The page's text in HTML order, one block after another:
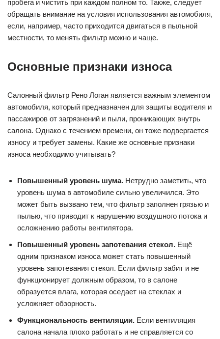
пробега и чистить при каждом полном то. Также, следует
обращать внимание на условия использования автомобиля,
если, например, часто приходится двигаться в пыльной
местности, то менять фильтр можно и чаще.
Основные признаки износа
Салонный фильтр Рено Логан является важным элементом
автомобиля, который предназначен для защиты водителя и
пассажиров от загрязнений и пыли, проникающих внутрь
салона. Однако с течением времени, он тоже подвергается
износу и требует замены. Какие же основные признаки
износа необходимо учитывать?
Повышенный уровень шума. Нетрудно заметить, что
уровень шума в автомобиле сильно увеличился. Это
может быть вызвано тем, что фильтр заполнен грязью и
пылью, что приводит к нарушению воздушного потока и
осложнению работы вентилятора.
Повышенный уровень запотевания стекол. Ещё
одним признаком износа может стать повышенный
уровень запотевания стекол. Если фильтр забит и не
функционирует должным образом, то в салоне
образуется влага, которая оседает на стеклах и
усложняет обзорность.
Функциональность вентиляции. Если вентиляция
салона начала плохо работать и не справляется со